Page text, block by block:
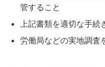
管すること
上記書類を適切な手
労働局などの実地調査